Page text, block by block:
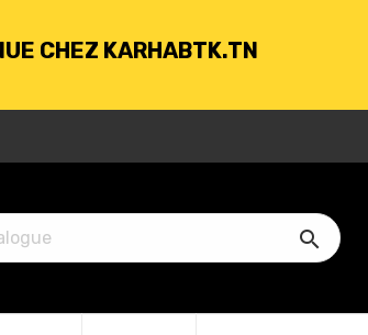
CHEZ KARHABTK.TN
À PARTIR DE 250DT D'ACHATS
CHEZ KARHABTK.TN
